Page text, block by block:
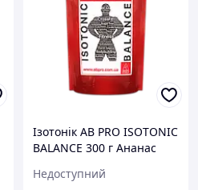
Ізотонік AB PRO ISOTONIC
BALANCE 300 г Ананас
Недоступний